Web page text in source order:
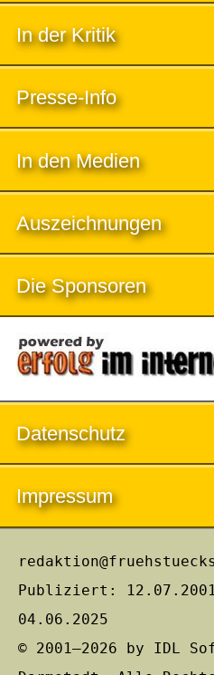
In der Kritik
Presse-Info
In den Medien
Auszeichnungen
Die Sponsoren
Datenschutz
Impressum
Publiziert:
04.06.2025
© 2001–2026 by IDL